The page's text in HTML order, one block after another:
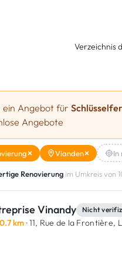
Verzeichnis
ein Angebot für
Angebote
Vianden In
Renovierung im Umkreis von
Vinandy Nicht
0.7 km · 11, Rue de la Frontière,